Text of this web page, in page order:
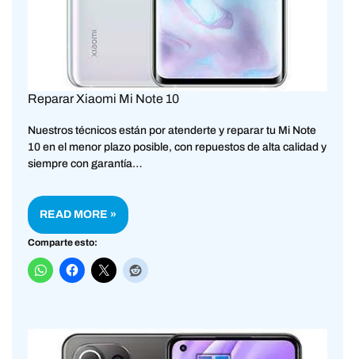
Reparar Xiaomi Mi Note 10
Nuestros técnicos están por atenderte y reparar tu Mi Note
10 en el menor plazo posible, con repuestos de alta calidad y
siempre con garantía…
READ MORE »
Comparte esto: